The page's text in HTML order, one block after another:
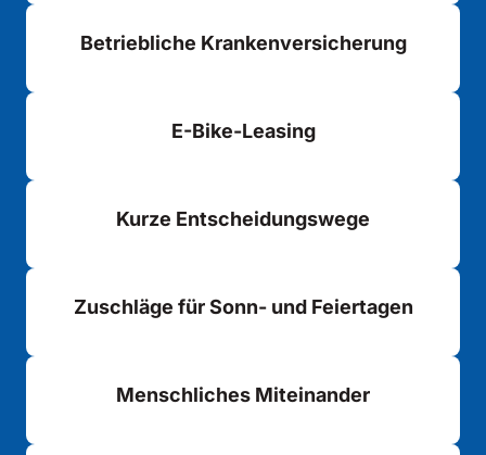
Betriebliche Krankenversicherung
E-Bike-Leasing
Kurze Entscheidungswege
Zuschläge für Sonn- und Feiertagen
Menschliches Miteinander